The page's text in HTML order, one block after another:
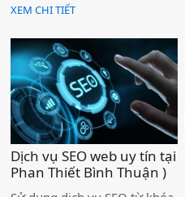
với bất kỳ website nào. Có
thứ hạng của một trang web,
bao gồm tối ưu hóa SEO, tốc
độ tải trang, backlink, và trải
nghiệm người dùng. Tuy
nhiên, yếu tố cốt lõi và bền
vững nhất chính là chất
lượng nội dung. Google ngày
càng ưu tiên nội dung chất
lượng, mang lại giá trị thực
sự cho người dùng, thay vì
XEM CHI TIẾT
Dịch vụ SEO web uy tín tại
Phan Thiết Bình Thuận )